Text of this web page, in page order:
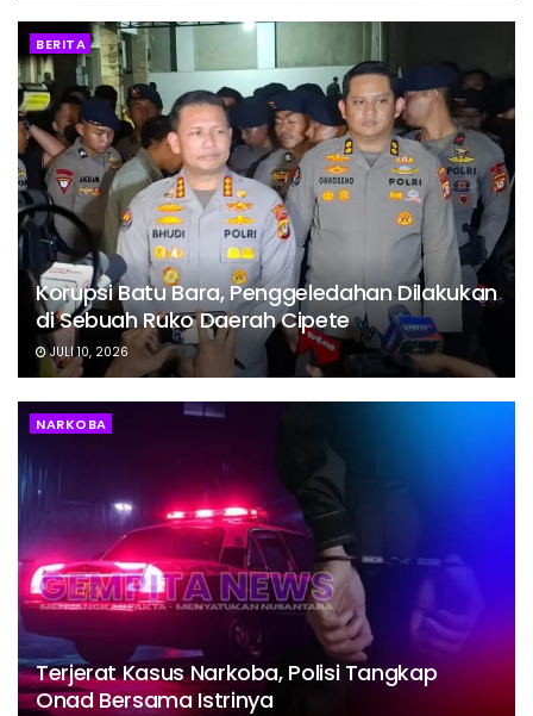
BERITA
Korupsi Batu Bara, Penggeledahan Dilakukan
di Sebuah Ruko Daerah Cipete
JULI 10, 2026
NARKOBA
Terjerat Kasus Narkoba, Polisi Tangkap
Onad Bersama Istrinya